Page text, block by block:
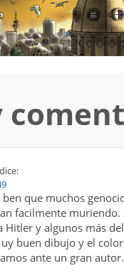
dice:
que muchos
facilmente muriendo.
Hitler y algunos más
buen dibujo y el color
ante un gran autor.